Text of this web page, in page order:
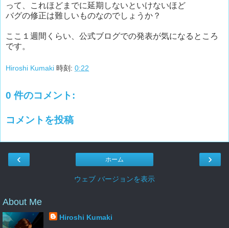
って、これほどまでに延期しないといけないほど
バグの修正は難しいものなのでしょうか？
ここ１週間くらい、公式ブログでの発表が気になるところ
です。
Hiroshi Kumaki 時刻: 0:22
0 件のコメント:
コメントを投稿
‹ ›
ホーム
ウェブ バージョンを表示
About Me
Hiroshi Kumaki